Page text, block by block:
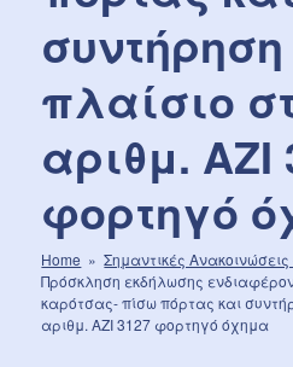
πλαίσιο
αριθμ. ΑΖΙ
φορτηγό
Home »Σημαντικές
Πρόσκληση εκδήλωσης
καρότσας- πίσω πόρτας και
αριθμ. ΑΖΙ 3127 φορτηγό όχημα